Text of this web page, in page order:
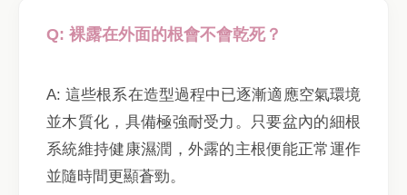
Q: 裸露在外面的根會不會乾死？
A: 這些根系在造型過程中已逐漸適應空氣環境
並木質化，具備極強耐受力。只要盆內的細根
系統維持健康濕潤，外露的主根便能正常運作
並隨時間更顯蒼勁。